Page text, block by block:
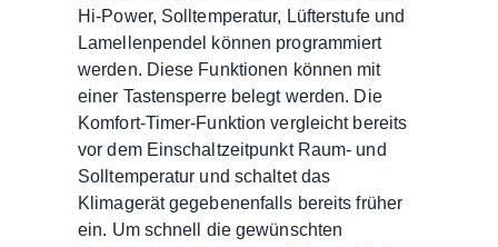
Hi-Power, Solltemperatur, Lüfterstufe und
Lamellenpendel können programmiert
werden. Diese Funktionen können mit
einer Tastensperre belegt werden. Die
Komfort-Timer-Funktion vergleicht bereits
vor dem Einschaltzeitpunkt Raum- und
Solltemperatur und schaltet das
Klimagerät gegebenenfalls bereits früher
ein. Um schnell die gewünschten